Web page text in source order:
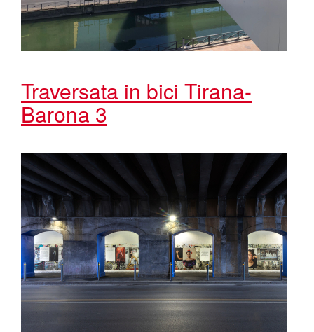
Traversata in bici Tirana-
Barona 3